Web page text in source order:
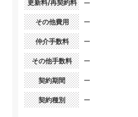
更新料/再契約料 ー
その他費用 ー
仲介手数料 ー
その他手数料 ー
契約期間 ー
契約種別 ー